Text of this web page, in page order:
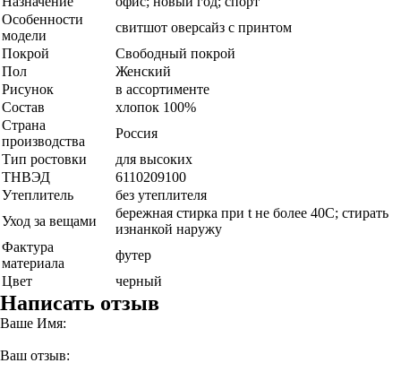
Особенности
модели
свитшот оверсайз с принтом
Покрой
Свободный покрой
Пол
Женский
Рисунок
в ассортименте
Состав
хлопок 100%
Страна
производства
Россия
Тип ростовки
для высоких
ТНВЭД
6110209100
Утеплитель
без утеплителя
Уход за вещами
бережная стирка при t не более 40С; стирать
изнанкой наружу
Фактура
материала
футер
Цвет
черный
Написать отзыв
Ваше Имя:
Ваш отзыв: